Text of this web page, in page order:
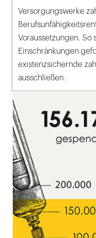
Versorgungswerke
Voraussetzungen. So
Einschränkungen
existenzsichernde
ausschließen.